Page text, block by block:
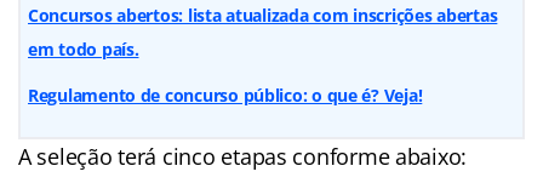
Concursos abertos: lista atualizada com inscrições abertas
em todo país.
Regulamento de concurso público: o que é? Veja!
A seleção terá cinco etapas conforme abaixo: